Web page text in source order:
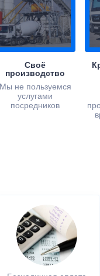
Своё
производство
Мы не пользуемся
услугами
посредников